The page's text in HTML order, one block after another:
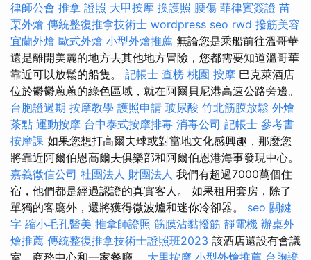
律師公會 推拿 證照 大甲按摩 換護照 腰傷 菲律賓簽證 苗
栗外燴 傳統整復推拿技術士 wordpress seo rwd 撥筋美容
宜蘭外燴 歐式外燴 小型外燴推薦 無論您是乘船前往溫哥華
還是離開美麗的地方去其他地方冒險，您都需要知道溫哥華
靠近可以放鬆的船隻。 記帳士 查榜 桃園 按摩 巴克萊酒店
位於鬱鬱蔥蔥的綠色區域，就在阿爾貝尼港高速公路旁邊。
台胞證過期 按摩教學 護照申請 玻尿酸 竹北筋膜放鬆 外燴
茶點 運動按摩 台中泰式按摩排毒 消毒公司 記帳士 參考書
按摩課 如果您想打高爾夫球或對當地文化感興趣，那麼您
將靠近阿爾伯恩高爾夫俱樂部和阿爾伯恩港海事發現中心。
嘉義徵信公司 社團法人 財團法人 我們有超過7000萬個住
宿，他們都是經過認證的真實客人。 如果租用套房，除了
單獨的客廳外，還將獲得微波爐和迷你冷卻器。 seo 關鍵
字 縮小毛孔醫美 推拿師證照 筋膜沾黏撥筋 靜電機 辦桌外
燴推薦 傳統整復推拿技術士證照班2023 該酒店還設有會議
室，商務中心和一家餐廳。 大里按摩 小型外燴推薦 台胞證